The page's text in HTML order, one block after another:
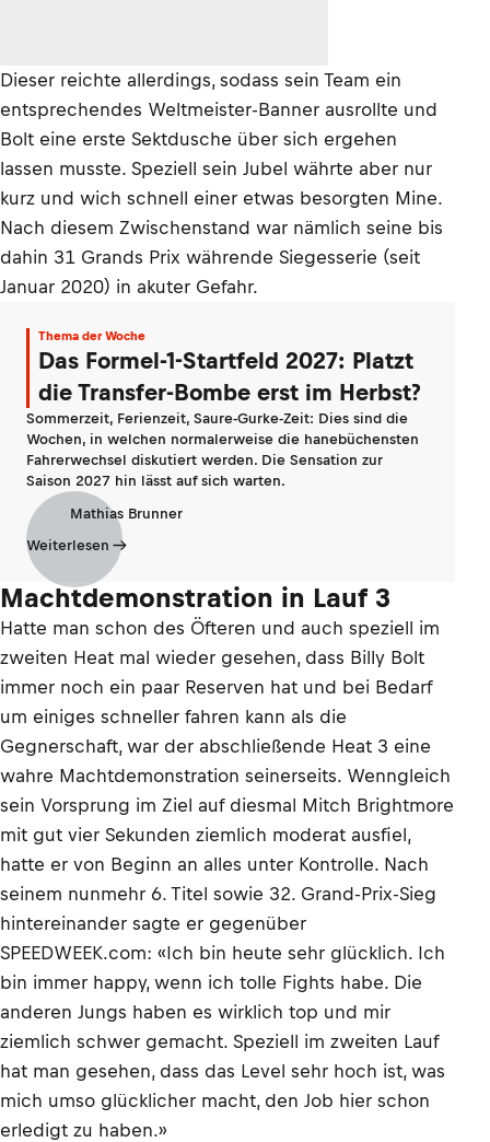
Dieser reichte allerdings, sodass sein Team ein
entsprechendes Weltmeister-Banner ausrollte und
Bolt eine erste Sektdusche über sich ergehen
lassen musste. Speziell sein Jubel währte aber nur
kurz und wich schnell einer etwas besorgten Mine.
Nach diesem Zwischenstand war nämlich seine bis
dahin 31 Grands Prix währende Siegesserie (seit
Januar 2020) in akuter Gefahr.
Thema der Woche
Das Formel-1-Startfeld 2027: Platzt
die Transfer-Bombe erst im Herbst?
Sommerzeit, Ferienzeit, Saure-Gurke-Zeit: Dies sind die
Wochen, in welchen normalerweise die hanebüchensten
Fahrerwechsel diskutiert werden. Die Sensation zur
Saison 2027 hin lässt auf sich warten.
Mathias Brunner
Weiterlesen
Machtdemonstration in Lauf 3
Hatte man schon des Öfteren und auch speziell im
zweiten Heat mal wieder gesehen, dass Billy Bolt
immer noch ein paar Reserven hat und bei Bedarf
um einiges schneller fahren kann als die
Gegnerschaft, war der abschließende Heat 3 eine
wahre Machtdemonstration seinerseits. Wenngleich
sein Vorsprung im Ziel auf diesmal Mitch Brightmore
mit gut vier Sekunden ziemlich moderat ausfiel,
hatte er von Beginn an alles unter Kontrolle. Nach
seinem nunmehr 6. Titel sowie 32. Grand-Prix-Sieg
hintereinander sagte er gegenüber
SPEEDWEEK.com: «Ich bin heute sehr glücklich. Ich
bin immer happy, wenn ich tolle Fights habe. Die
anderen Jungs haben es wirklich top und mir
ziemlich schwer gemacht. Speziell im zweiten Lauf
hat man gesehen, dass das Level sehr hoch ist, was
mich umso glücklicher macht, den Job hier schon
erledigt zu haben.»